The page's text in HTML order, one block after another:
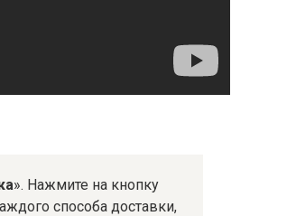
». Нажмите на кнопку
способа доставки,